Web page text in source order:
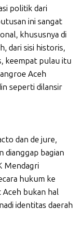
politik dari
ini sangat
khususnya di
dari sisi historis,
keempat pulau itu
Aceh
seperti dilansir
dan de jure,
dianggap bagian
Mendagri
hukum ke
Aceh bukan hal
identitas daerah